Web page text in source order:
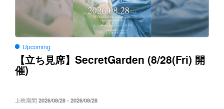
Upcoming
【立ち見席】 SecretGarden (8/28(Fri) 開
催)
上映期間 2026/08/28 - 2026/08/28